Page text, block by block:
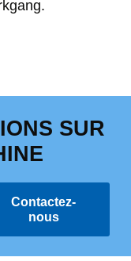
SUR
Contactez-
nous